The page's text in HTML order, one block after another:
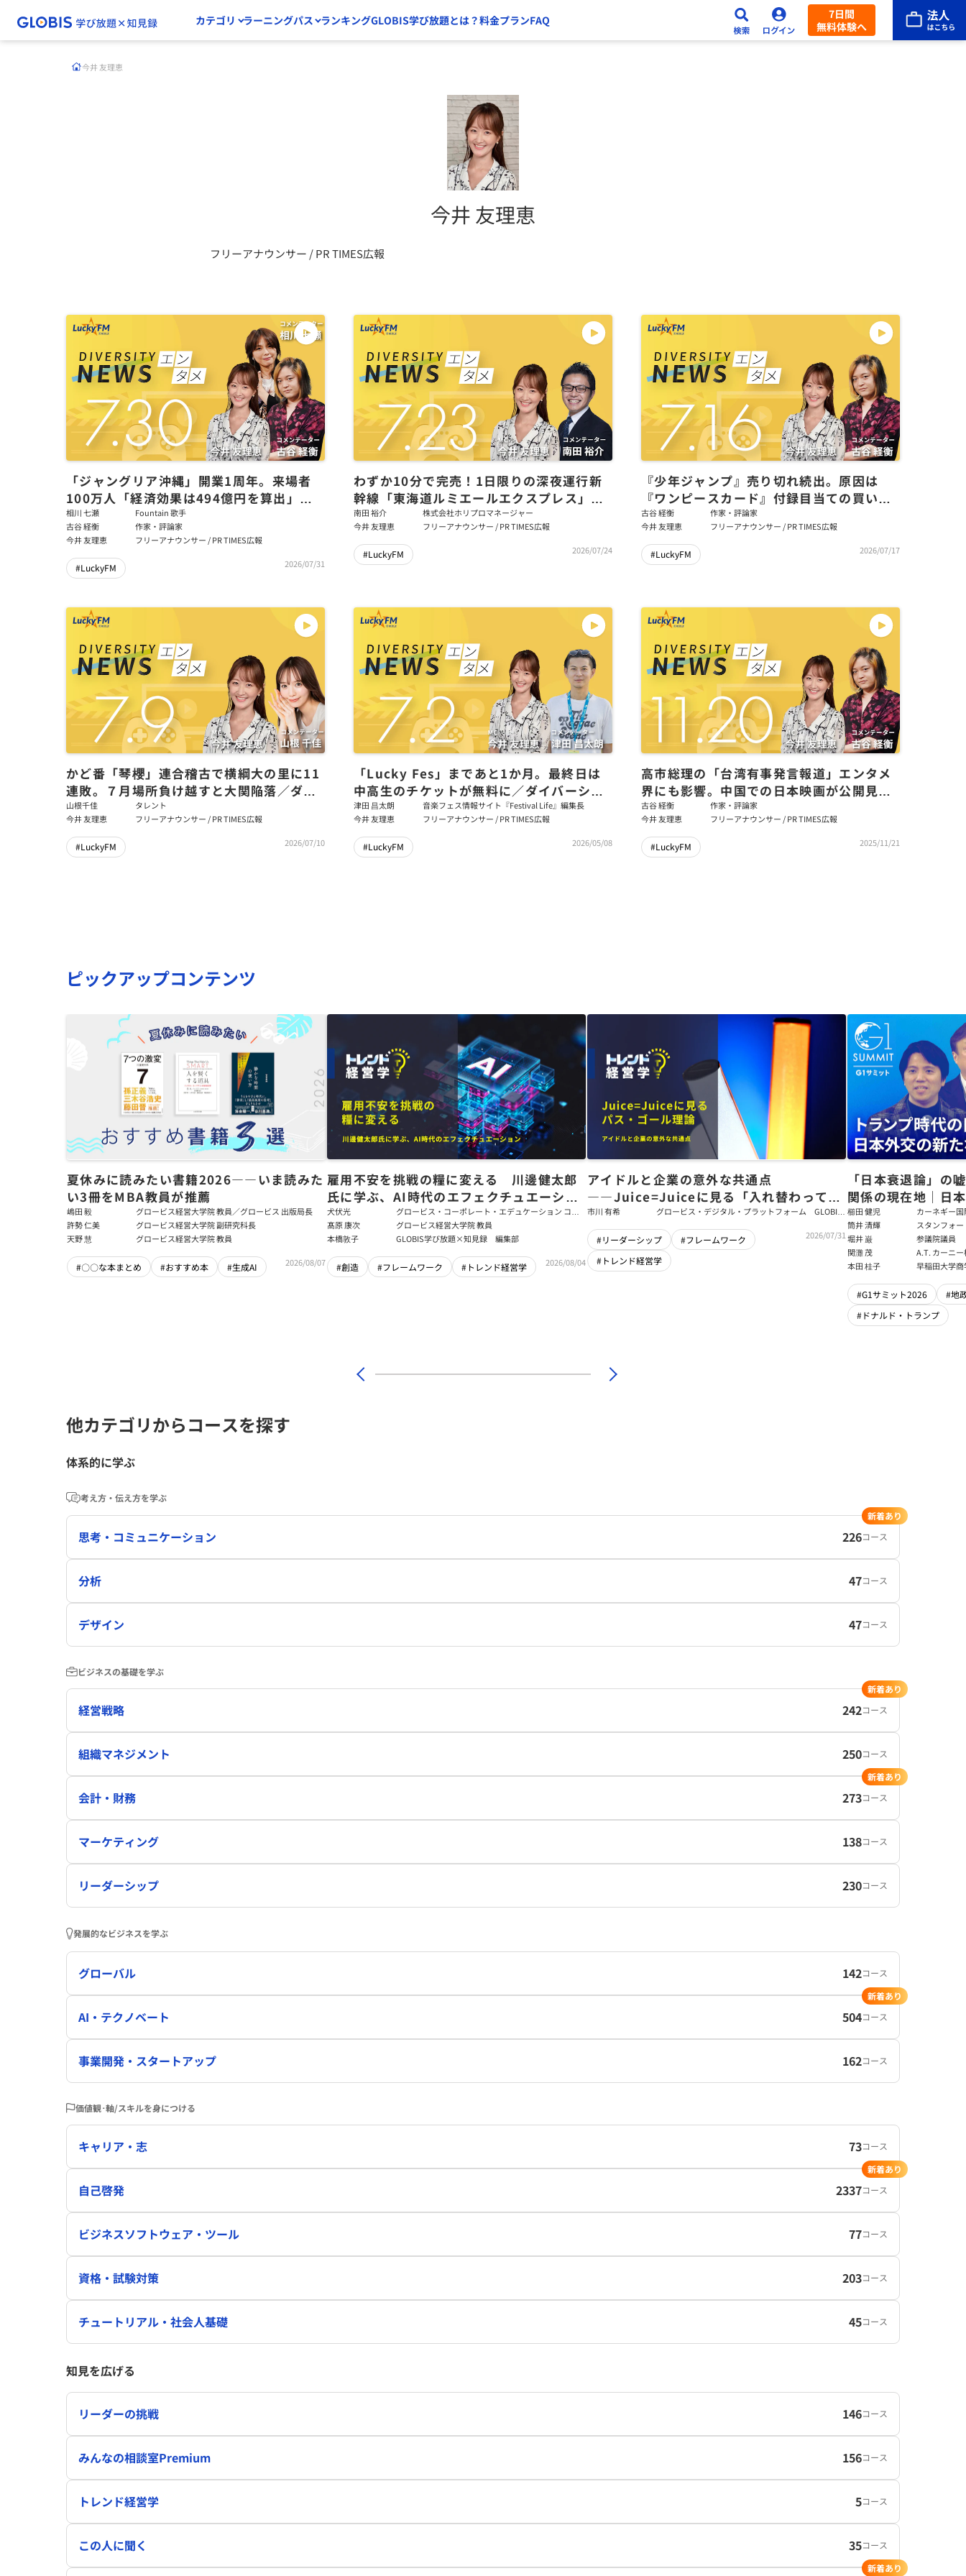
カテゴリ ラーニングパス ランキングGLOBIS学び放題とは？料金プランFAQ
7日間
無料体験へ
今井 友理恵
今井 友理恵
フリーアナウンサー / PR TIMES広報
「ジャングリア沖縄」開業1周年。来場者
100万人「経済効果は494億円を算出」そ
の実態とは？／ダイバーシティニュース 相
川七瀬/古谷経衡【8/31までの限定公開】
相川 七瀬
Fountain 歌手
古谷 経衡
作家・評論家
今井 友理恵
フリーアナウンサー / PR TIMES広報
#LuckyFM 2026/07/31
わずか10分で完売！1日限りの深夜運行新
幹線「東海道ルミエールエクスプレス」継
続の検討を／ダイバーシティニュース 南田
裕介【8/31までの限定公開】
南田 裕介
株式会社ホリプロマネージャー
今井 友理恵
フリーアナウンサー / PR TIMES広報
#LuckyFM 2026/07/24
『少年ジャンプ』売り切れ続出。原因は
『ワンピースカード』付録目当ての買い占
め／ダイバーシティニュース 古谷経衡
【8/31までの限定公開】
古谷 経衡
作家・評論家
今井 友理恵
フリーアナウンサー / PR TIMES広報
#LuckyFM 2026/07/17
かど番「琴櫻」連合稽古で横綱大の里に11
連敗。７月場所負け越すと大関陥落／ダイ
バーシティニュース 山根千佳【8/31までの
限定公開】
山根千佳
タレント
今井 友理恵
フリーアナウンサー / PR TIMES広報
#LuckyFM 2026/07/10
「Lucky Fes」まであと1か月。最終日は
中高生のチケットが無料に／ダイバーシテ
ィニュース 津田昌太朗【8/31までの限定公
開】
津田 昌太朗
音楽フェス情報サイト『Festival Life』編集長
今井 友理恵
フリーアナウンサー / PR TIMES広報
#LuckyFM 2026/05/08
高市総理の「台湾有事発言報道」エンタメ
界にも影響。中国での日本映画が公開見合
わせ／ダイバーシティニュース 古谷経衡
【12/31までの限定公開】
古谷 経衡
作家・評論家
今井 友理恵
フリーアナウンサー / PR TIMES広報
#LuckyFM 2025/11/21
ピックアップコンテンツ
夏休みに読みたい書籍2026――いま読みた
い3冊をMBA教員が推薦
嶋田 毅
グロービス経営大学院 教員／グロービス 出版局長
許勢 仁美
グロービス経営大学院 副研究科長
天野 慧
グロービス経営大学院 教員
#〇〇な本まとめ #おすすめ本 #生成AI 2026/08/07
雇用不安を挑戦の糧に変える 川邊健太郎
氏に学ぶ、AI時代のエフェクチュエーショ
ン
犬伏光
グロービス・コーポレート・エデュケーション コー
ポレート・ソリューション・チーム コンサルタント
髙原 康次
グロービス経営大学院 教員
本橋敦子
GLOBIS学び放題×知見録 編集部
#創造 #フレームワーク #トレンド経営学 2026/08/04
アイドルと企業の意外な共通点
――Juice=Juiceに見る「入れ替わっても
強いチーム」をつくるパス・ゴール理論
市川 有希
グロービス・デジタル・プラットフォーム GLOBIS
#リーダーシップ
#フレームワーク
#トレンド経営学
2026/07/31
「日本衰退論」の
関係の現在地｜日
戦略【櫛田健児×
輝】
櫛田 健児
カーネギー
ラムディレ
筒井 清輝
スタンフォ
大学アジア
フェロー
堀井 巌
参議院議員
関灘 茂
A.T. カーニ
本法人会長
本田 桂子 早稲田大学
#G1サミット2026
#地
#ドナルド・トランプ
他カテゴリからコースを探す
体系的に学ぶ
考え方・伝え方を学ぶ
思考・コミュニケーション 226コース
新着あり
分析 47コース
デザイン 47コース
ビジネスの基礎を学ぶ
経営戦略 242コース
新着あり
組織マネジメント 250コース
会計・財務 273コース
新着あり
マーケティング 138コース
リーダーシップ 230コース
発展的なビジネスを学ぶ
グローバル 142コース
AI・テクノベート 504コース
新着あり
事業開発・スタートアップ 162コース
価値観･軸/スキルを身につける
キャリア・志 73コース
自己啓発 2337コース
新着あり
ビジネスソフトウェア・ツール 77コース
資格・試験対策 203コース
チュートリアル・社会人基礎 45コース
知見を広げる
リーダーの挑戦 146コース
みんなの相談室Premium 156コース
トレンド経営学 5コース
この人に聞く 35コース
新着あり